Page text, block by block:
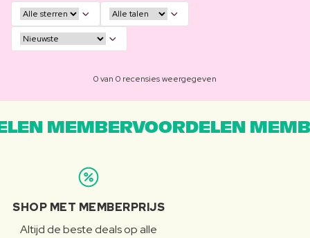
0 van 0 recensies weergegeven
MEMBERVOORDELEN
SHOP MET MEMBERPRIJS
Altijd de beste deals op alle